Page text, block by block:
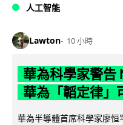
人工智能
Lawton 10 小時
華為科學家警告
華為「韜定律」
華為半導體首席科學家廖